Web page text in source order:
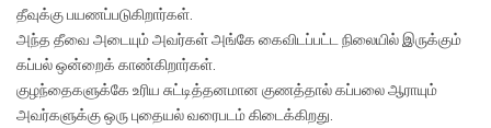
தீவுக்கு பயணப்படுகிறார்கள்.
அந்த தீவை அடையும் அவர்கள் அங்கே கைவிடப்பட்ட நிலையில் இருக்கும்
கப்பல் ஒன்றைக் காண்கிறார்கள்.
குழந்தைகளுக்கே உரிய சுட்டித்தனமான குணத்தால் கப்பலை ஆராயும்
அவர்களுக்கு ஒரு புதையல் வரைபடம் கிடைக்கிறது.